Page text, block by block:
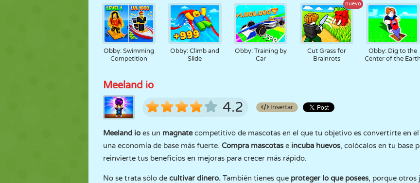
Obby: Swimming
Competition
Obby: Climb and
Slide
Obby: Training by
Car
nuevo
Cut Grass for
Brainrots
Obby: Dig to the
Center of the Earth
Meeland io
4.2 Insertar
Meeland io es un magnatecompetitivo de mascotas en el que tu objetivo es convertirte en
una economía de base más fuerte. Compra mascotase incuba huevos, colócalos en tu base
reinvierte tus beneficios en mejoras para crecer más rápido.
No se trata sólo de cultivar dinero. También tienes que proteger lo que posees, porque otros